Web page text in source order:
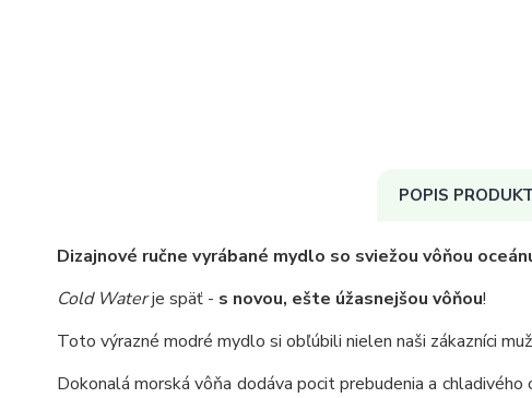
POPIS
Dizajnové ručne vyrábané mydlo so sviežou vôňou
Cold Waterje späť - s novou, ešte úžasnejšou vôňou!
Toto výrazné modré mydlo si obľúbili nielen naši zákazníci
Dokonalá morská vôňa dodáva pocit prebudenia a